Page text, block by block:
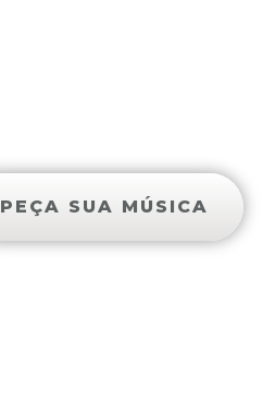
PEÇA SUA MÚSICA